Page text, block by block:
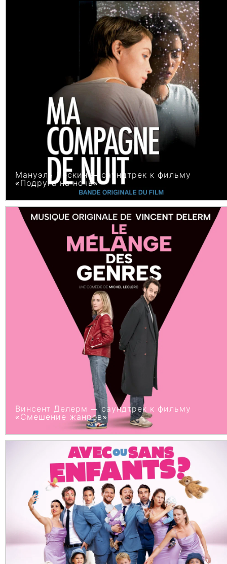
Мануэль Пескин — саундтрек к фильму
«Подруга на ночь»
Винсент Делерм — саундтрек к фильму
«Смешение жанров»